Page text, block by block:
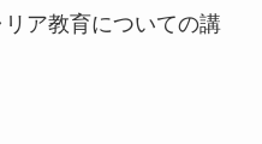
ア教育についての講